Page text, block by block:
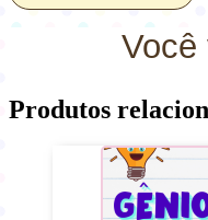
Você
Produtos